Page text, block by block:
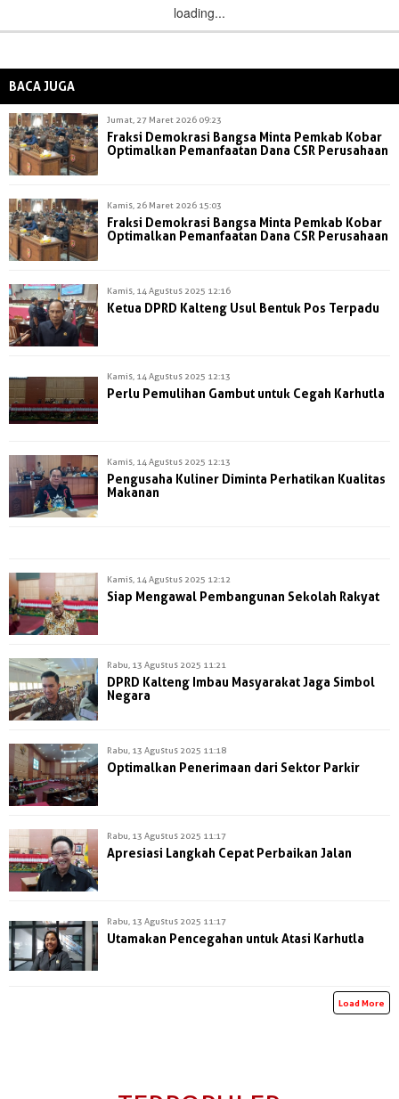
loading...
BACA JUGA
Jumat, 27 Maret 2026 09:23
Fraksi Demokrasi Bangsa Minta Pemkab Kobar
Optimalkan Pemanfaatan Dana CSR Perusahaan
Kamis, 26 Maret 2026 15:03
Fraksi Demokrasi Bangsa Minta Pemkab Kobar
Optimalkan Pemanfaatan Dana CSR Perusahaan
Kamis, 14 Agustus 2025 12:16
Ketua DPRD Kalteng Usul Bentuk Pos Terpadu
Kamis, 14 Agustus 2025 12:13
Perlu Pemulihan Gambut untuk Cegah Karhutla
Kamis, 14 Agustus 2025 12:13
Pengusaha Kuliner Diminta Perhatikan Kualitas
Makanan
Kamis, 14 Agustus 2025 12:12
Siap Mengawal Pembangunan Sekolah Rakyat
Rabu, 13 Agustus 2025 11:21
DPRD Kalteng Imbau Masyarakat Jaga Simbol
Negara
Rabu, 13 Agustus 2025 11:18
Optimalkan Penerimaan dari Sektor Parkir
Rabu, 13 Agustus 2025 11:17
Apresiasi Langkah Cepat Perbaikan Jalan
Rabu, 13 Agustus 2025 11:17
Utamakan Pencegahan untuk Atasi Karhutla
Load More